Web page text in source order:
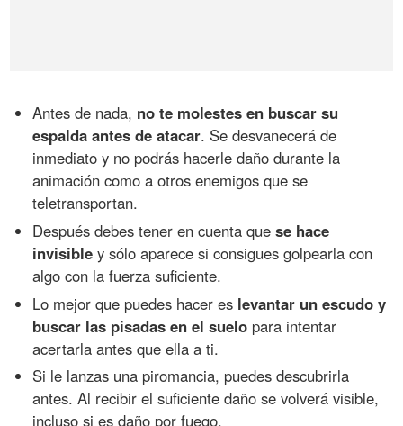
Antes de nada, no te molestes en buscar su
espalda antes de atacar. Se desvanecerá de
inmediato y no podrás hacerle daño durante la
animación como a otros enemigos que se
teletransportan.
Después debes tener en cuenta quese hace
invisible y sólo aparece si consigues golpearla con
algo con la fuerza suficiente.
Lo mejor que puedes hacer es levantar un escudo y
buscar las pisadas en el suelo para intentar
acertarla antes que ella a ti.
Si le lanzas una piromancia, puedes descubrirla
antes. Al recibir el suficiente daño se volverá visible,
incluso si es daño por fuego.